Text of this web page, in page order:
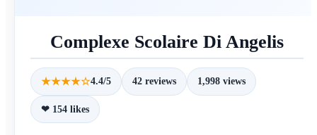
Complexe Scolaire Di Angelis
★★★★☆4.4/5 42 reviews 1,998 views
❤ 154 likes